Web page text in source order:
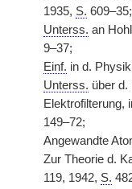
1935, S. 609–35;
Unterss. an
9–37;
Einf. in d.
Unterss. über d.
Elektrofilterung,
149–72;
Angewandte
Zur Theorie d.
119, 1942, S.